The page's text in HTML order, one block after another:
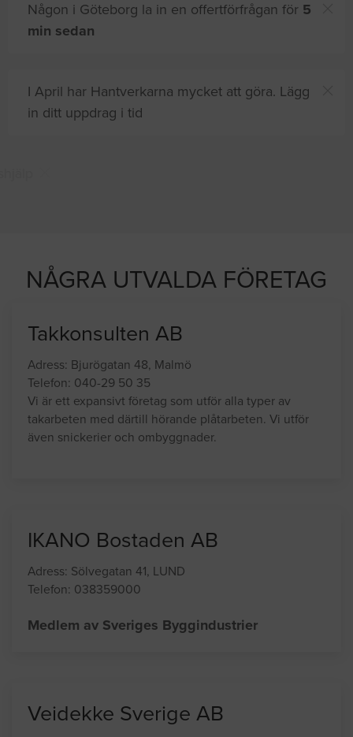
Någon i Göteborg la in en offertförfrågan för 5
min sedan
I April har Hantverkarna mycket att göra. Lägg
in ditt uppdrag i tid
NÅGRA UTVALDA FÖRETAG
Takkonsulten AB
Adress: Bjurögatan 48, Malmö
Telefon: 040-29 50 35
Vi är ett expansivt företag som utför alla typer av
takarbeten med därtill hörande plåtarbeten. Vi utför
även snickerier och ombyggnader.
IKANO Bostaden AB
Adress: Sölvegatan 41, LUND
Telefon: 038359000
Medlem av Sveriges Byggindustrier
Veidekke Sverige AB